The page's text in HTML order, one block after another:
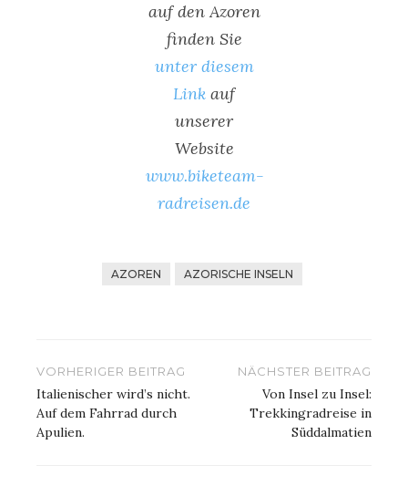
auf den Azoren
finden Sie
unter diesem
Link auf
unserer
Website
www.biketeam-
radreisen.de
AZOREN AZORISCHE INSELN
Beitragsnavigation
VORHERIGER BEITRAG
Italienischer wird’s nicht.
Auf dem Fahrrad durch
Apulien.
NÄCHSTER BEITRAG
Von Insel zu Insel:
Trekkingradreise in
Süddalmatien